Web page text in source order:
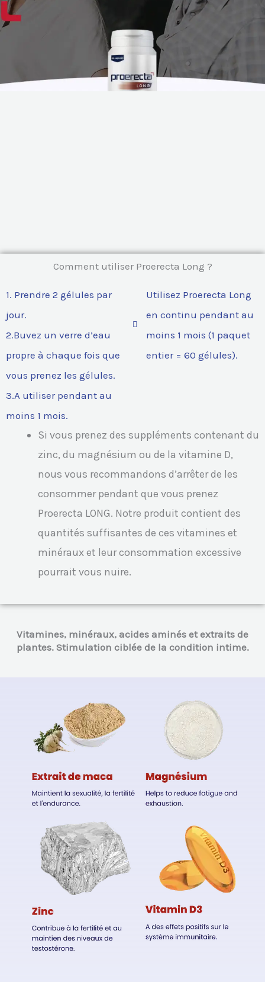
Comment utiliser Proerecta Long ?
1. Prendre 2 gélules par
jour.
2.Buvez un verre d’eau
propre à chaque fois que
vous prenez les gélules.
3.A utiliser pendant au
moins 1 mois.
Utilisez Proerecta Long
en continu pendant au
moins 1 mois (1 paquet
entier = 60 gélules).
Si vous prenez des suppléments contenant du
zinc, du magnésium ou de la vitamine D,
nous vous recommandons d’arrêter de les
consommer pendant que vous prenez
Proerecta LONG. Notre produit contient des
quantités suffisantes de ces vitamines et
minéraux et leur consommation excessive
pourrait vous nuire.
Vitamines, minéraux, acides aminés et extraits de
plantes. Stimulation ciblée de la condition intime.